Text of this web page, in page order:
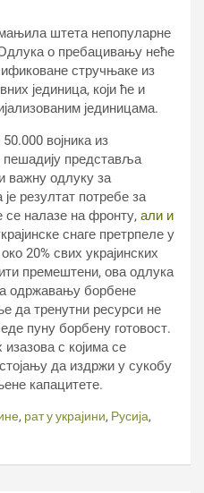
штета непопуларне
о пребацивању неће
стручњаке из
јединица, који ће и
јединицама.
војника из
пешадију представља
важну одлуку за
резултат потребе за
се налазе на фронту, али и
снаге претрпеле у
20% свих украјинских
премештени, ова одлука
одржавању борбене
да тренутни ресурси не
пуну борбену готовост.
с којима се
да издржи у сукобу
капацитете.
, рат у украјини, Русија,